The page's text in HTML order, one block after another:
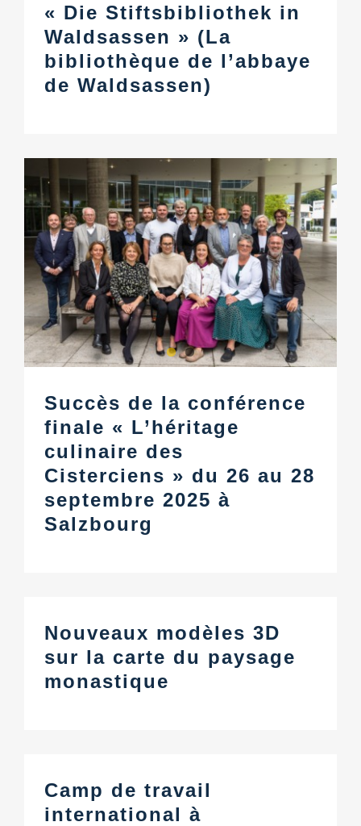
« Die Stiftsbibliothek in
Waldsassen » (La
bibliothèque de l’abbaye
de Waldsassen)
Succès de la conférence
finale « L’héritage
culinaire des
Cisterciens » du 26 au 28
septembre 2025 à
Salzbourg
Nouveaux modèles 3D
sur la carte du paysage
monastique
Camp de travail
international à